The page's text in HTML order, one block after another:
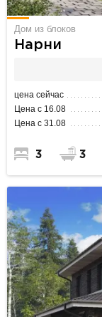
Дом из блоков
Нарни
цена сейчас
Цена с 16.08
Цена с 31.08
3 3